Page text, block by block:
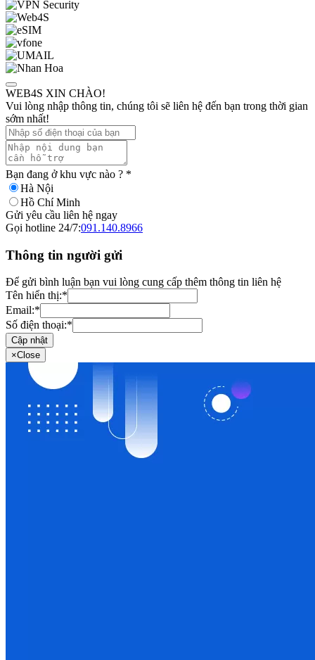
WEB4S XIN CHÀO!
Vui lòng nhập thông tin, chúng tôi sẽ liên hệ đến bạn trong thời gian
sớm nhất!
Bạn đang ở khu vực nào ? *
Hà Nội
Hồ Chí Minh
Gửi yêu cầu liên hệ ngay
Gọi hotline 24/7:091.140.8966
Thông tin người gửi
Để gửi bình luận bạn vui lòng cung cấp thêm thông tin liên hệ
Tên hiển thị:*
Email:*
Số điện thoại:*
Cập nhật
×Close